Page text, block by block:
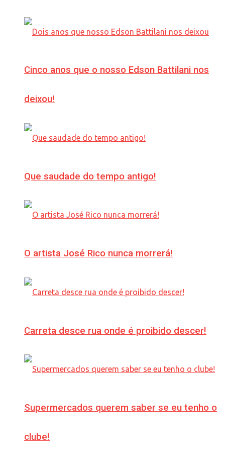
Cinco anos que o nosso Edson Battilani nos
deixou!
Que saudade do tempo antigo!
O artista José Rico nunca morrerá!
Carreta desce rua onde é proibido descer!
Supermercados querem saber se eu tenho o
clube!